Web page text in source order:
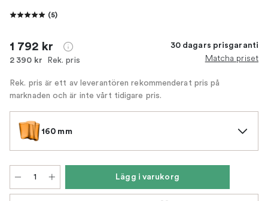
(5)
1 792 kr
2 390 kr Rek. pris
30 dagars prisgaranti
Matcha priset
Rek. pris är ett av leverantören rekommenderat pris på
marknaden och är inte vårt tidigare pris.
160 mm
Lägg i varukorg